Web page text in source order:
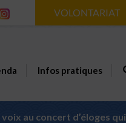
VOLONTARIAT
Infos pratiques
au concert d’éloges qui